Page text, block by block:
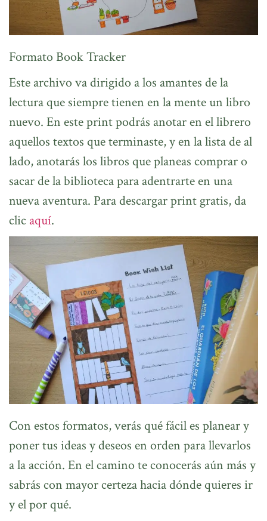
Formato Book Tracker
Este archivo va dirigido a los amantes de la
lectura que siempre tienen en la mente un libro
nuevo. En este print podrás anotar en el librero
aquellos textos que terminaste, y en la lista de al
lado, anotarás los libros que planeas comprar o
sacar de la biblioteca para adentrarte en una
nueva aventura. Para descargar print gratis, da
clic aquí.
Con estos formatos, verás qué fácil es planear y
poner tus ideas y deseos en orden para llevarlos
a la acción. En el camino te conocerás aún más y
sabrás con mayor certeza hacia dónde quieres ir
y el por qué.